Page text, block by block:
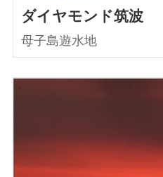
ダイヤモンド筑波
母子島遊水地